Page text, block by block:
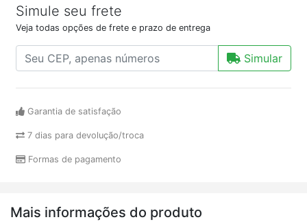
Simule seu frete
Veja todas opções de frete e prazo de entrega
Simular
Garantia de satisfação
7 dias para devolução/troca
Formas de pagamento
Mais informações do produto